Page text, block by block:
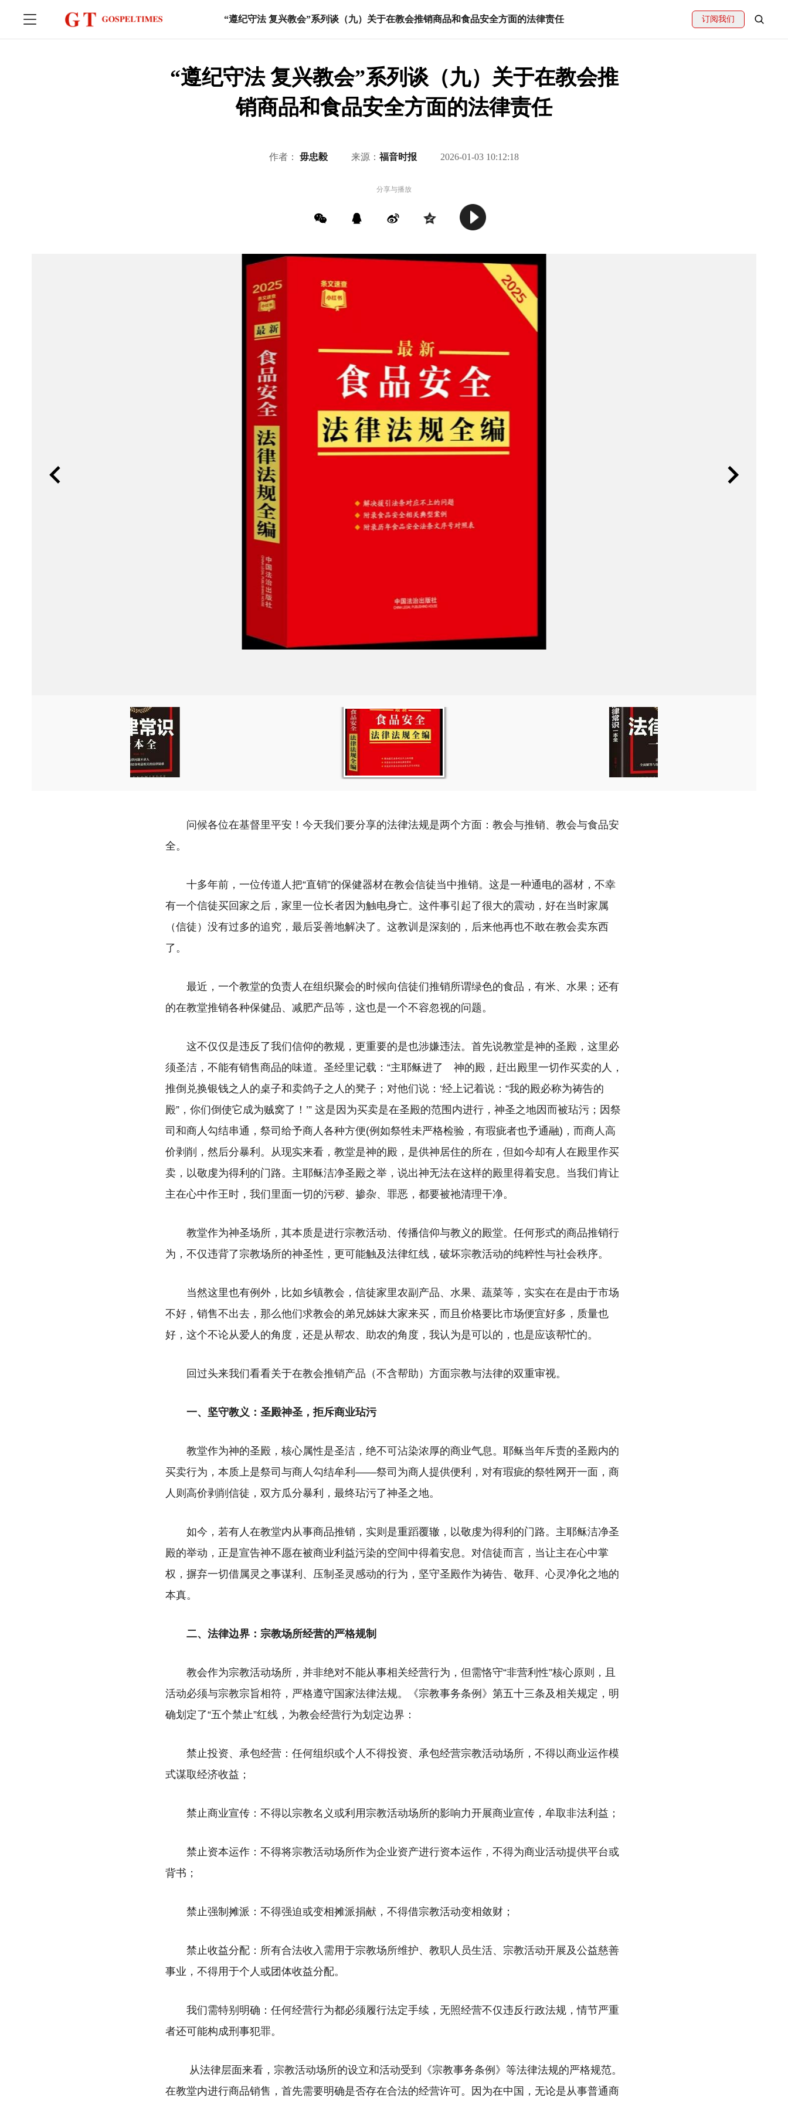
“遵纪守法 复兴教会”系列谈（九）关于在教会推销商品和食品安全方面的法律责任 订阅我们
“遵纪守法 复兴教会”系列谈（九）关于在教会推
销商品和食品安全方面的法律责任
作者： 毋忠毅 来源： 福音时报 2026-01-03 10:12:18
分享与播放
Item
2
of
2
问候各位在基督里平安！今天我们要分享的法律法规是两个方面：教会与推销、教会与食品安
全。
十多年前，一位传道人把“直销”的保健器材在教会信徒当中推销。这是一种通电的器材，不幸
有一个信徒买回家之后，家里一位长者因为触电身亡。这件事引起了很大的震动，好在当时家属
（信徒）没有过多的追究，最后妥善地解决了。这教训是深刻的，后来他再也不敢在教会卖东西
了。
最近，一个教堂的负责人在组织聚会的时候向信徒们推销所谓绿色的食品，有米、水果；还有
的在教堂推销各种保健品、减肥产品等，这也是一个不容忽视的问题。
这不仅仅是违反了我们信仰的教规，更重要的是也涉嫌违法。首先说教堂是神的圣殿，这里必
须圣洁，不能有销售商品的味道。圣经里记载：“主耶稣进了 神的殿，赶出殿里一切作买卖的人，
推倒兑换银钱之人的桌子和卖鸽子之人的凳子；对他们说：‘经上记着说：“我的殿必称为祷告的
殿” ，你们倒使它成为贼窝了！’” 这是因为买卖是在圣殿的范围内进行，神圣之地因而被玷污；因祭
司和商人勾结串通，祭司给予商人各种方便(例如祭牲未严格检验，有瑕疵者也予通融)，而商人高
价剥削，然后分暴利。从现实来看，教堂是神的殿，是供神居住的所在，但如今却有人在殿里作买
卖，以敬虔为得利的门路。主耶稣洁净圣殿之举，说出神无法在这样的殿里得着安息。当我们肯让
主在心中作王时，我们里面一切的污秽、掺杂、罪恶，都要被祂清理干净。
教堂作为神圣场所，其本质是进行宗教活动、传播信仰与教义的殿堂。任何形式的商品推销行
为，不仅违背了宗教场所的神圣性，更可能触及法律红线，破坏宗教活动的纯粹性与社会秩序。
当然这里也有例外，比如乡镇教会，信徒家里农副产品、水果、蔬菜等，实实在在是由于市场
不好，销售不出去，那么他们求教会的弟兄姊妹大家来买，而且价格要比市场便宜好多，质量也
好，这个不论从爱人的角度，还是从帮农、助农的角度，我认为是可以的，也是应该帮忙的。
回过头来我们看看关于在教会推销产品（不含帮助）方面宗教与法律的双重审视。
一、坚守教义：圣殿神圣，拒斥商业玷污
教堂作为神的圣殿，核心属性是圣洁，绝不可沾染浓厚的商业气息。耶稣当年斥责的圣殿内的
买卖行为，本质上是祭司与商人勾结牟利——祭司为商人提供便利，对有瑕疵的祭牲网开一面，商
人则高价剥削信徒，双方瓜分暴利，最终玷污了神圣之地。
如今，若有人在教堂内从事商品推销，实则是重蹈覆辙，以敬虔为得利的门路。主耶稣洁净圣
殿的举动，正是宣告神不愿在被商业利益污染的空间中得着安息。对信徒而言，当让主在心中掌
权，摒弃一切借属灵之事谋利、压制圣灵感动的行为，坚守圣殿作为祷告、敬拜、心灵净化之地的
本真。
二、法律边界：宗教场所经营的严格规制
教会作为宗教活动场所，并非绝对不能从事相关经营行为，但需恪守“非营利性”核心原则，且
活动必须与宗教宗旨相符，严格遵守国家法律法规。《宗教事务条例》第五十三条及相关规定，明
确划定了“五个禁止”红线，为教会经营行为划定边界：
禁止投资、承包经营：任何组织或个人不得投资、承包经营宗教活动场所，不得以商业运作模
式谋取经济收益；
禁止商业宣传：不得以宗教名义或利用宗教活动场所的影响力开展商业宣传，牟取非法利益；
禁止资本运作：不得将宗教活动场所作为企业资产进行资本运作，不得为商业活动提供平台或
背书；
禁止强制摊派：不得强迫或变相摊派捐献，不得借宗教活动变相敛财；
禁止收益分配：所有合法收入需用于宗教场所维护、教职人员生活、宗教活动开展及公益慈善
事业，不得用于个人或团体收益分配。
我们需特别明确：任何经营行为都必须履行法定手续，无照经营不仅违反行政法规，情节严重
者还可能构成刑事犯罪。
从法律层面来看，宗教活动场所的设立和活动受到《宗教事务条例》等法律法规的严格规范。
在教堂内进行商品销售，首先需要明确是否存在合法的经营许可。因为在中国，无论是从事普通商